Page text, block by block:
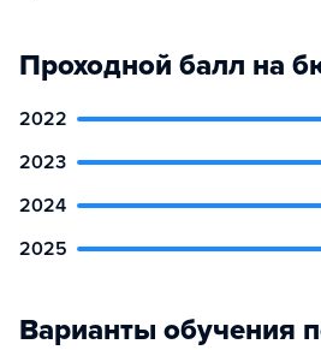
Проходной балл на
2022
2023
2024
2025
Варианты обучения